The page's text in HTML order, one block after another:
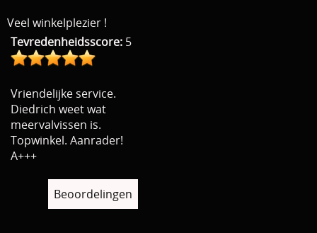
Veel winkelplezier !
Tevredenheidsscore: 5
Vriendelijke service.
Diedrich weet wat
meervalvissen is.
Topwinkel. Aanrader!
A+++
Beoordelingen